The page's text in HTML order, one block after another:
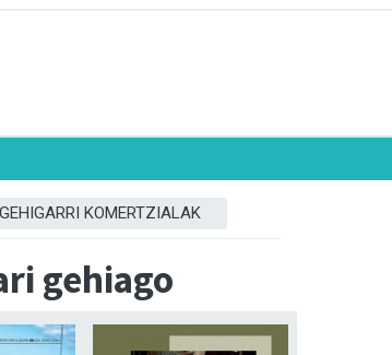
GEHIGARRI KOMERTZIALAK
gehiago